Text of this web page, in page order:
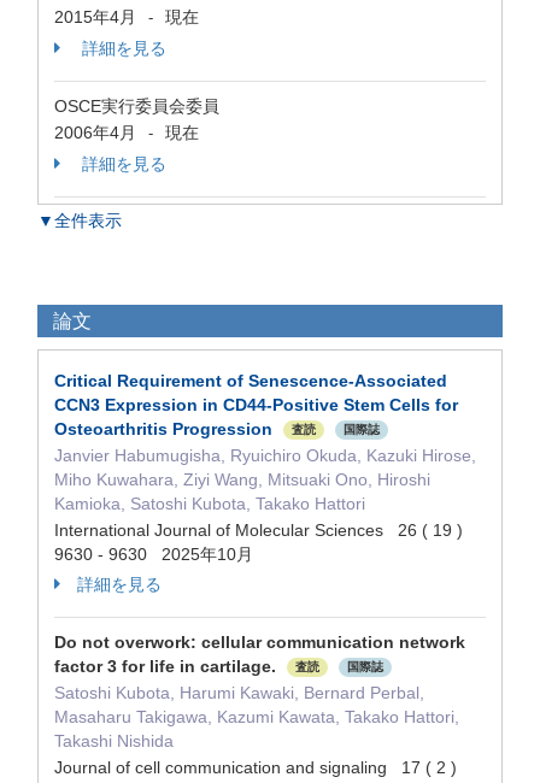
2015年4月 -
現在
詳細を見る
OSCE実行委員会委員
2006年4月
-
現在
詳細を見る
▼全件表示
論文
Critical Requirement of Senescence-Associated
CCN3 Expression in CD44-Positive Stem Cells for
Osteoarthritis Progression
査読 国際誌
Janvier Habumugisha, Ryuichiro Okuda, Kazuki Hirose,
Miho Kuwahara, Ziyi Wang, Mitsuaki Ono, Hiroshi
Kamioka, Satoshi Kubota, Takako Hattori
International Journal of Molecular Sciences 26 ( 19 )
9630 - 9630 2025年10月
詳細を見る
Do not overwork: cellular communication network
factor 3 for life in cartilage.
査読 国際誌
Satoshi Kubota, Harumi Kawaki, Bernard Perbal,
Masaharu Takigawa, Kazumi Kawata, Takako Hattori,
Takashi Nishida
Journal of cell communication and signaling 17 ( 2 )